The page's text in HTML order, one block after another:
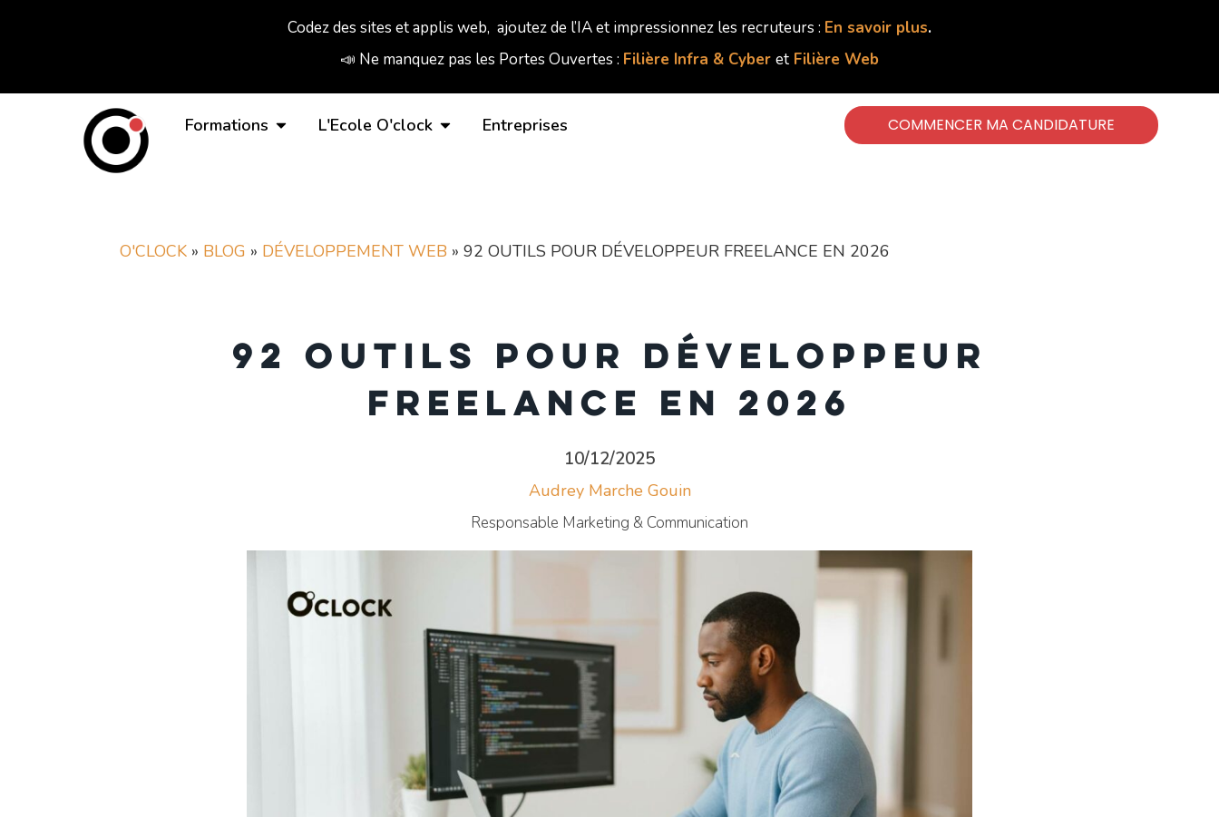
Codez des sites et applis web, ajoutez de l’IA et impressionnez les recruteurs : En savoir plus.
📣 Ne manquez pas les Portes Ouvertes : Filière Infra & Cyber et Filière Web
Formations L'Ecole O'clock Entreprises COMMENCER MA CANDIDATURE
O'CLOCK » BLOG » DÉVELOPPEMENT WEB » 92 OUTILS POUR DÉVELOPPEUR FREELANCE EN 2026
92 outils pour développeur
freelance en 2026
10/12/2025
Audrey Marche Gouin
Responsable Marketing & Communication